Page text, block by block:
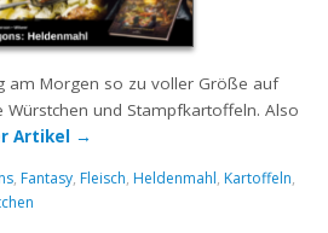
am Morgen so zu voller Größe auf
und Stampfkartoffeln. Also
Artikel →
, Fantasy, Fleisch, Heldenmahl, Kartoffeln,